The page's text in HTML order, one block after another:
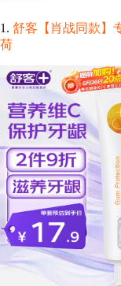
1. 舒客【肖战同款】
荷